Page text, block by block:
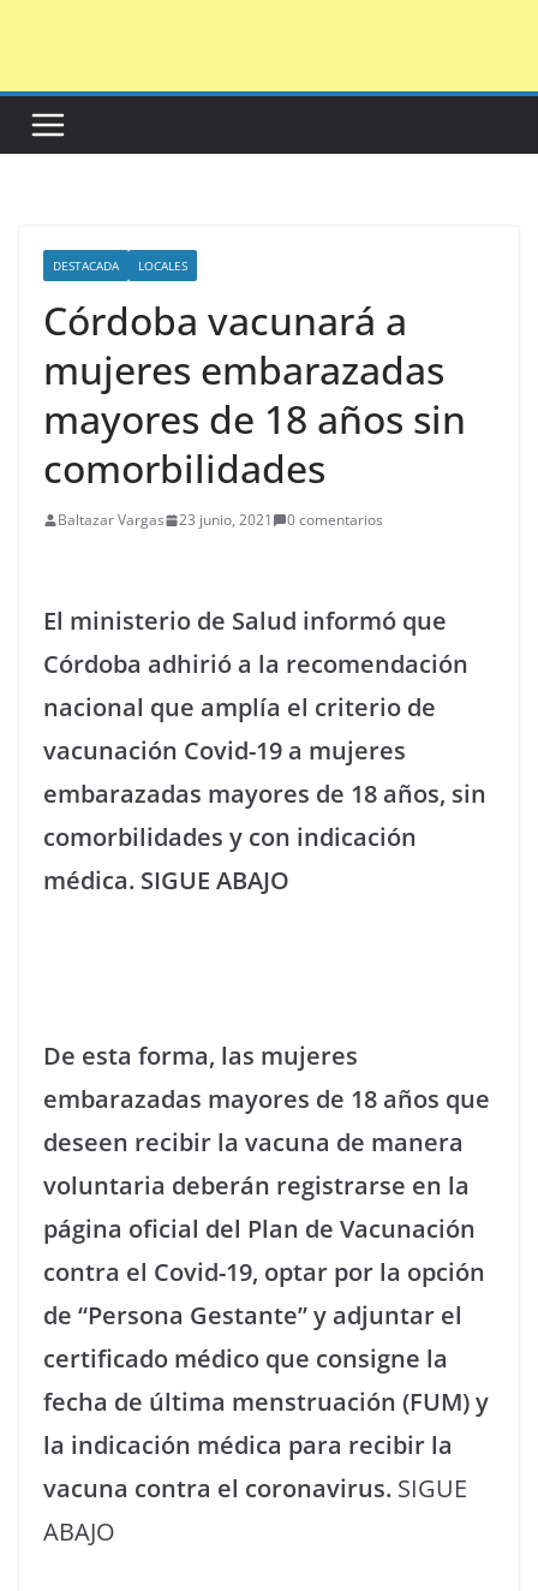
DESTACADA LOCALES
Córdoba vacunará a
mujeres embarazadas
mayores de 18 años sin
comorbilidades
Baltazar Vargas 23 junio, 2021 0 comentarios
El ministerio de Salud informó que
Córdoba adhirió a la recomendación
nacional que amplía el criterio de
vacunación Covid-19 a mujeres
embarazadas mayores de 18 años, sin
comorbilidades y con indicación
médica. SIGUE ABAJO
De esta forma, las mujeres
embarazadas mayores de 18 años que
deseen recibir la vacuna de manera
voluntaria deberán registrarse en la
página oficial del Plan de Vacunación
contra el Covid-19, optar por la opción
de “Persona Gestante” y adjuntar el
certificado médico que consigne la
fecha de última menstruación (FUM) y
la indicación médica para recibir la
vacuna contra el coronavirus. SIGUE
ABAJO